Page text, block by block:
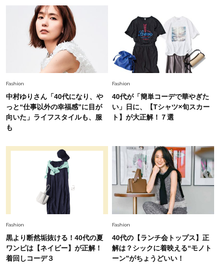
Fashion
毎日忙しい40代が頼れる！無難に見えない【ひ
とくせ黒ワンピ】〈5選〉
やぐ【甘め黒アイテム】3選
【最旬かごバッグ】6選
Fashion
【猛暑でもきれい見え】40代が手放せない「黒
ワンピ」5選
Fashion
中村ゆりさん「40代になり、や
っと“仕事以外の幸福感”に目が
向いた」ライフスタイルも、服
も
Fashion
40代が「簡単コーデで華やぎた
い」日に、【Tシャツ×旬スカー
ト】が大正解！７選
Fashion
黒より断然垢抜ける！40代の夏
ワンピは【ネイビー】が正解！
着回しコーデ３
Fashion
40代の【ランチ会トップス】正
解は？シックに着映える“モノト
ーン”がちょうどいい！